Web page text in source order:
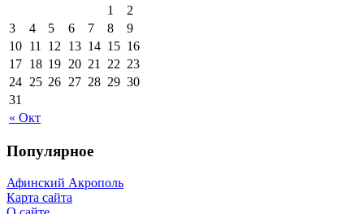
« Окт
1
2
3
4 5 6 7 8
9
10 11 12 13 14 15 16
17 18 19 20 21 22 23
24 25 26 27 28 29 30
31
Популярное
Афинский Акрополь
Карта сайта